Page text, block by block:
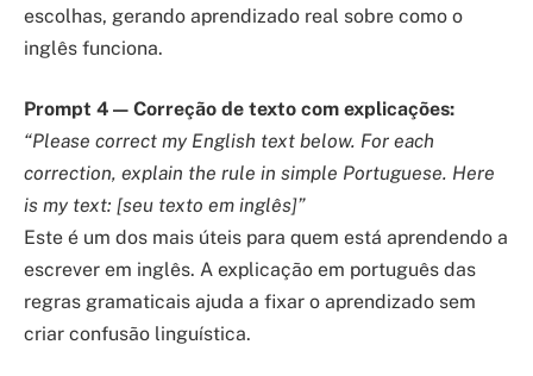
escolhas, gerando aprendizado real sobre como o
inglês funciona.
Prompt 4 — Correção de texto com explicações:
“Please correct my English text below. For each
correction, explain the rule in simple Portuguese. Here
is my text: [seu texto em inglês]”
Este é um dos mais úteis para quem está aprendendo a
escrever em inglês. A explicação em português das
regras gramaticais ajuda a fixar o aprendizado sem
criar confusão linguística.